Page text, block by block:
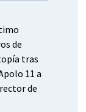
de
tras
11 a
de